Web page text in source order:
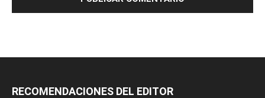
RECOMENDACIONES DEL EDITOR